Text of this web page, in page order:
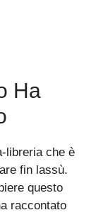
Ha
libreria che è
fin lassù.
questo
raccontato